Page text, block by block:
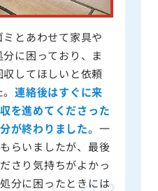
ミとあわせて家具や
分に困っており、ま
収してほしいと依頼
。連絡後はすぐに来
を進めてくださった
が終わりました。 一
らいましたが、最後
さり気持ちがよかっ
分に困ったときには